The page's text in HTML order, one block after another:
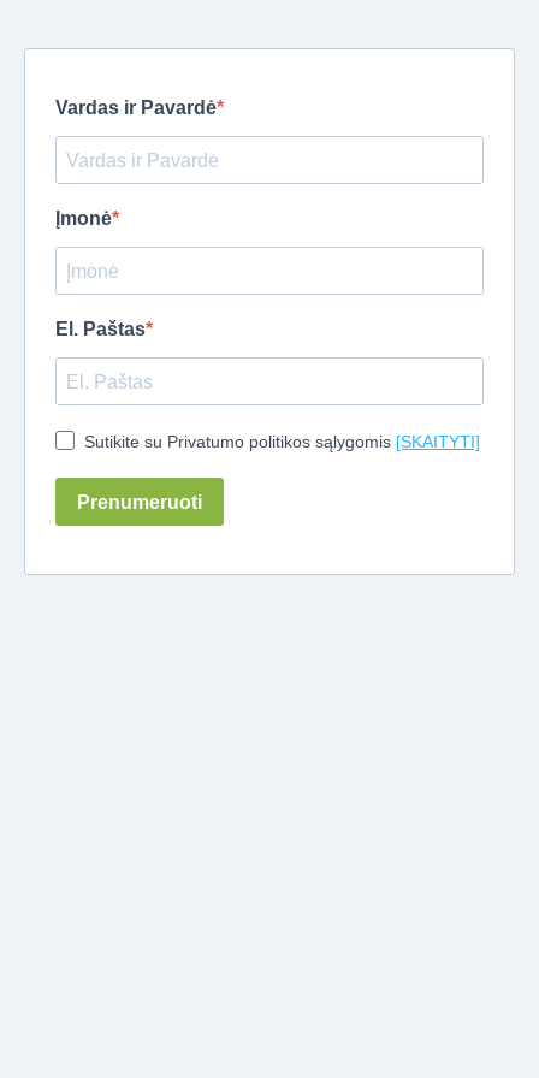
Vardas ir Pavardė
Įmonė
El. Paštas
Sutikite su Privatumo politikos sąlygomis [SKAITYTI]
Prenumeruoti